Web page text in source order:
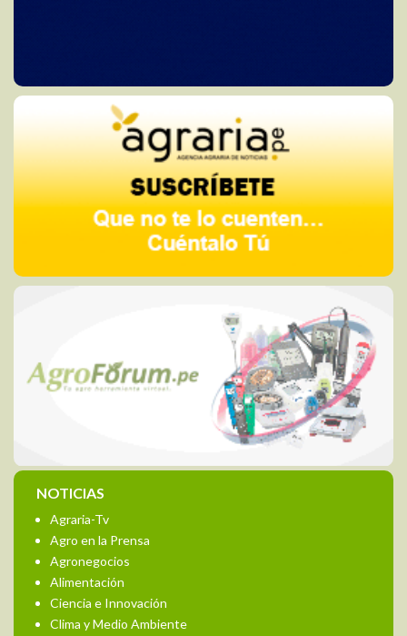
NOTICIAS
Agraria-Tv
Agro en la Prensa
Agronegocios
Alimentación
Ciencia e Innovación
Clima y Medio Ambiente